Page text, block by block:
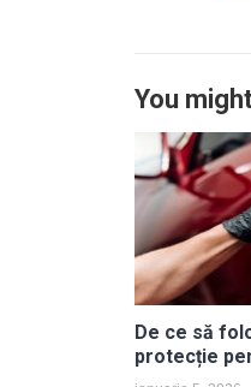
You
De ce să
protecție